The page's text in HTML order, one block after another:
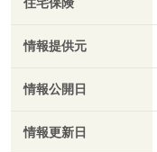
住宅保険
情報提供元
情報公開日
情報更新日